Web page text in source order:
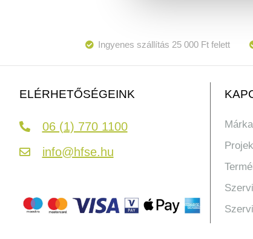
Ingyenes szállítás 25 000 Ft felett
ELÉRHETŐSÉGEINK
06 (1) 770 1100
info@hfse.hu